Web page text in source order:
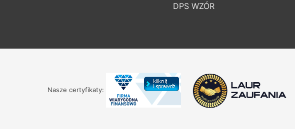
DPS WZÓR
Nasze certyfikaty: